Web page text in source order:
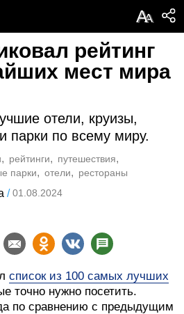
АА
рейтинг
мест мира
отели, круизы,
парки по всему миру.
рейтинги
путешествия
парки отели рестораны
01.08.2024
список из 100 самых лучших
точно нужно посетить.
по сравнению с предыдущим